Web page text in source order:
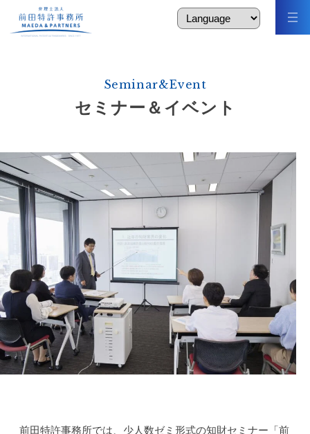
Seminar&Event
セミナー＆イベント
前田特許事務所では、少人数ゼミ形式の知財セミナー「前